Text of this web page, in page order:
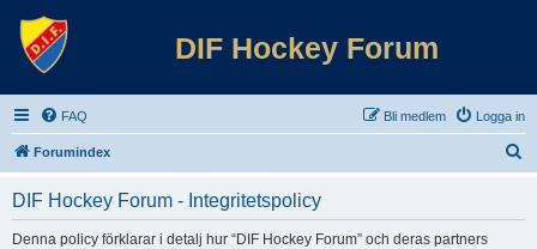
DIF Hockey Forum
FAQ Logga in
Bli medlem
Forumindex
DIF Hockey Forum - Integritetspolicy
Denna policy förklarar i detalj hur “DIF Hockey Forum” och deras partners